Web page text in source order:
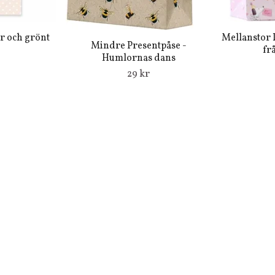
och grönt
Mindre Presentpåse -
Humlornas dans
29 kr
Mellanstor